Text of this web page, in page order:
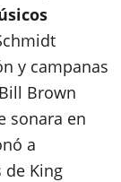
y campanas
Brown
sonara en
a
de King